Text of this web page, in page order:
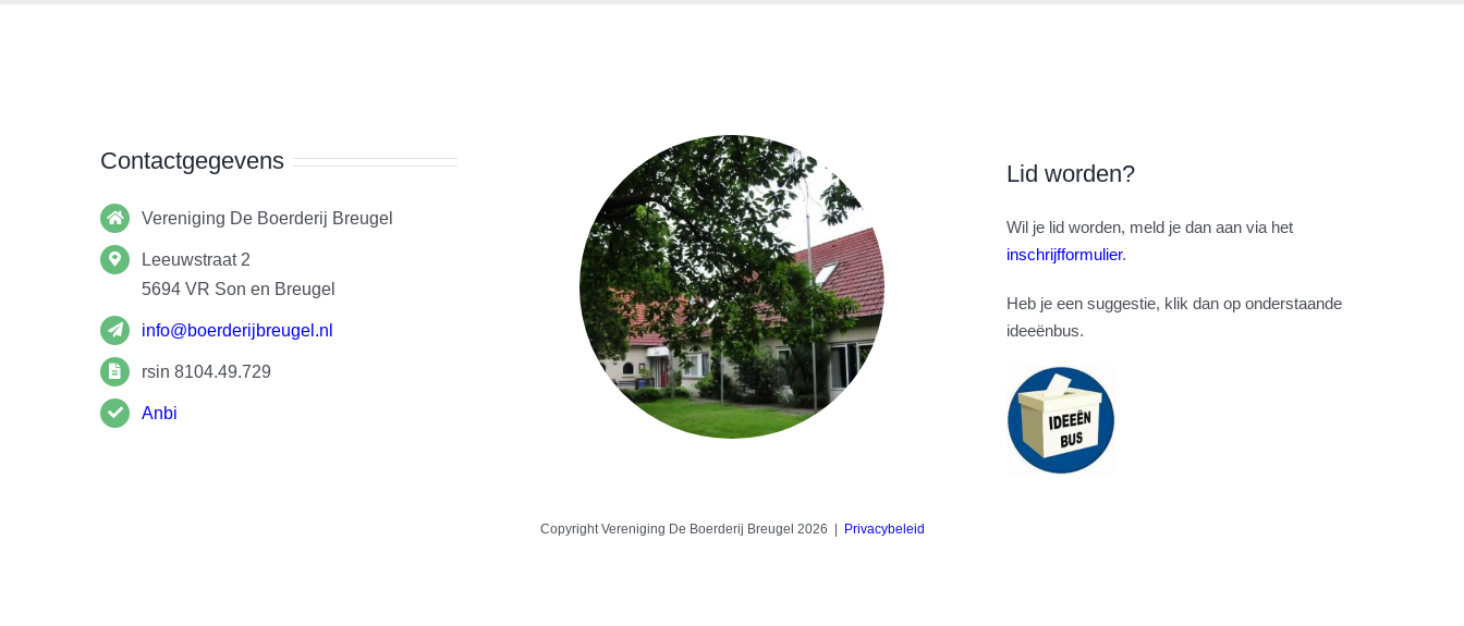
Contactgegevens
Vereniging De Boerderij Breugel
Leeuwstraat 2
5694 VR Son en Breugel
info@boerderijbreugel.nl
rsin 8104.49.729
Anbi
Lid worden?
Wil je lid worden, meld je dan aan via het
inschrijfformulier.
Heb je een suggestie, klik dan op onderstaande
ideeënbus.
Copyright Vereniging De Boerderij Breugel 2026 | Privacybeleid